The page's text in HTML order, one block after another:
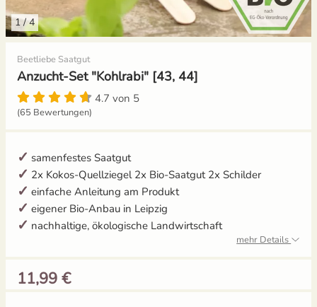
1/4
Beetliebe Saatgut
Anzucht-Set "Kohlrabi" [43, 44]
4.7 von 5
(65 Bewertungen)
samenfestes Saatgut
2x Kokos-Quellziegel 2x Bio-Saatgut 2x Schilder
einfache Anleitung am Produkt
eigener Bio-Anbau in Leipzig
nachhaltige, ökologische Landwirtschaft
mehr Details
11,99 €
Gelbe Tomaten
Gewächshaustomaten
Grüne Tomaten
Ochsenherztomaten
Orangene Tomaten
Robuste Tomatensorten
Aussaat und Anzucht im Dezember
Aussaat und Anzucht im Juli
Aussaat und Anzucht im Juni